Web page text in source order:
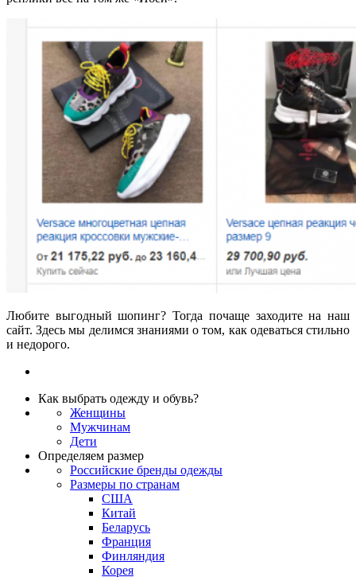
Любите выгодный шопинг? Тогда почаще заходите на наш
сайт. Здесь мы делимся знаниями о том, как одеваться стильно
и недорого.
Как выбрать одежду и обувь?
Женщины
Мужчинам
Дети
Определяем размер
Российские бренды одежды
Размеры по странам
США
Китай
Беларусь
Франция
Финляндия
Корея